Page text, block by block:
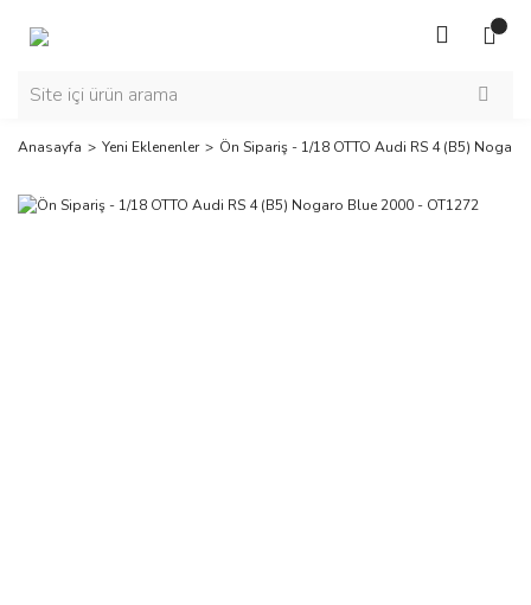
Anasayfa Yeni Eklenenler Ön Sipariş - 1/18 OTTO Audi RS 4 (B5)